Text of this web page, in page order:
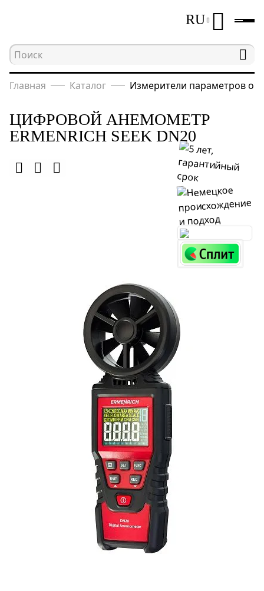
RU
Главная Каталог Измерители параметров
ЦИФРОВОЙ АНЕМОМЕТР
ERMENRICH SEEK DN20